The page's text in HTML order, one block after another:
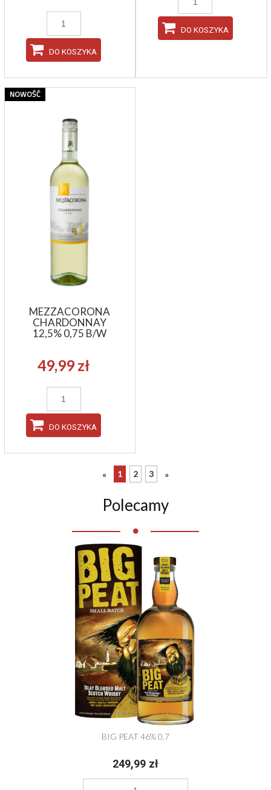
DO KOSZYKA
DO KOSZYKA
MEZZACORONA
CHARDONNAY
12,5% 0,75 B/W
49,99 zł
DO KOSZYKA
NOWOŚĆ
« 1 2 3 »
Polecamy
BIG PEAT 46% 0,7
249,99 zł